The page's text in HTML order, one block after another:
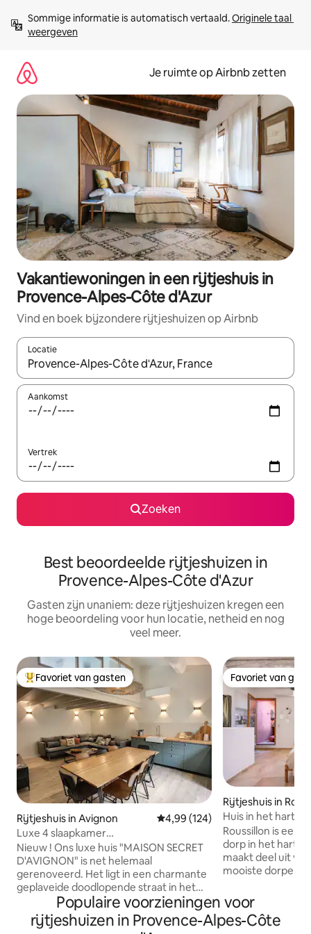
direct
naar
Sommige informatie is automatisch vertaald. Originele taal
weergeven
Je ruimte op Airbnb zetten
Vakantiewoningen in een rijtjeshuis in
Provence-Alpes-Côte d'Azur
Vind en boek bijzondere rijtjeshuizen op Airbnb
Locatie
Wanneer er suggesties beschikbaar zijn, maak je een keuze
Aankomst
Vertrek
Zoeken
Best beoordeelde rijtjeshuizen in
Provence-Alpes-Côte d'Azur
Gasten zijn unaniem: deze rijtjeshuizen kregen een
hoge beoordeling voor hun locatie, netheid en nog
veel meer.
Topfavoriet van gasten
Favoriet van gasten
Rijtjeshuis in Avignon Gemiddelde beoordeling van
4,99 (124)
Luxe 4 slaapkamer
huis/AC/patio/Pausen Palace 10 min
Nieuw ! Ons luxe huis "MAISON SECRET
D'AVIGNON" is net helemaal
gerenoveerd. Het ligt in een charmante
geplaveide doodlopende straat in het
historische centrum, volledige airco, en
biedt 4 slaapkamers en 4 eigen
badkamers. De grote leefruimte biedt
Favoriet van
Favoriet van
Rijtjeshuis in
Huis in het hart
Roussillon is een
dorp in het hart
maakt deel uit
mooiste dorpen
niveaus en in het
aan een zeer
belangrijkste
Populaire voorzieningen voor
rijtjeshuizen in Provence-Alpes-Côte